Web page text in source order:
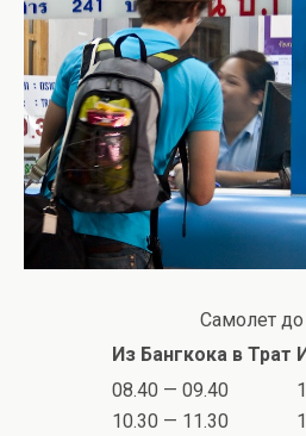
Самолет
Из Бангкока в Трат
08.40 — 09.40
10.30 — 11.30